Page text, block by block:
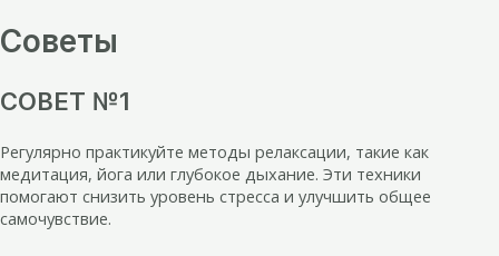
Советы
СОВЕТ №1
Регулярно практикуйте методы релаксации, такие как
медитация, йога или глубокое дыхание. Эти техники
помогают снизить уровень стресса и улучшить общее
самочувствие.